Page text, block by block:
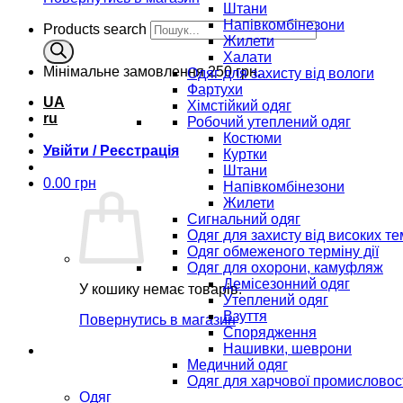
Products search
Мінімальне замовлення250 грн.
UA
ru
Увійти / Реєстрація
0.00 грн
У кошику немає товарів.
Повернутись в магазин
Штани
Напівкомбінезони
Жилети
Халати
Одяг для захисту від вологи
Фартухи
Хімстійкий одяг
Робочий утеплений одяг
Костюми
Куртки
Штани
Напівкомбінезони
Жилети
Сигнальний одяг
Одяг для захисту від високих
Одяг обмеженого терміну дії
Одяг для охорони, камуфляж
Демісезонний одяг
Утеплений одяг
Взуття
Спорядження
Нашивки, шеврони
Медичний одяг
Одяг для харчової
Одяг